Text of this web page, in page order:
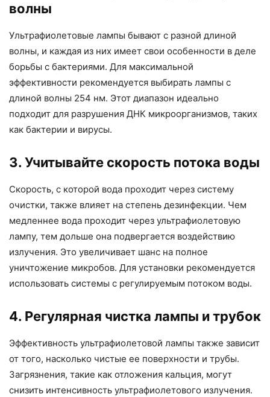
волны
Ультрафиолетовые лампы бывают с разной длиной
волны, и каждая из них имеет свои особенности в деле
борьбы с бактериями. Для максимальной
эффективности рекомендуется выбирать лампы с
длиной волны 254 нм. Этот диапазон идеально
подходит для разрушения ДНК микроорганизмов, таких
как бактерии и вирусы.
3. Учитывайте скорость потока воды
Скорость, с которой вода проходит через систему
очистки, также влияет на степень дезинфекции. Чем
медленнее вода проходит через ультрафиолетовую
лампу, тем дольше она подвергается воздействию
излучения. Это увеличивает шанс на полное
уничтожение микробов. Для установки рекомендуется
использовать системы с регулируемым потоком воды.
4. Регулярная чистка лампы и трубок
Эффективность ультрафиолетовой лампы также зависит
от того, насколько чистые ее поверхности и трубы.
Загрязнения, такие как отложения кальция, могут
снизить интенсивность ультрафиолетового излучения.